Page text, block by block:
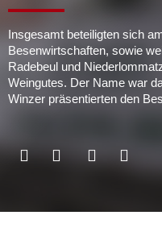
Insgesamt beteiligten sich
Besenwirtschaften, sowie
Radebeul und
Weingutes. Der Name war
Winzer präsentierten den